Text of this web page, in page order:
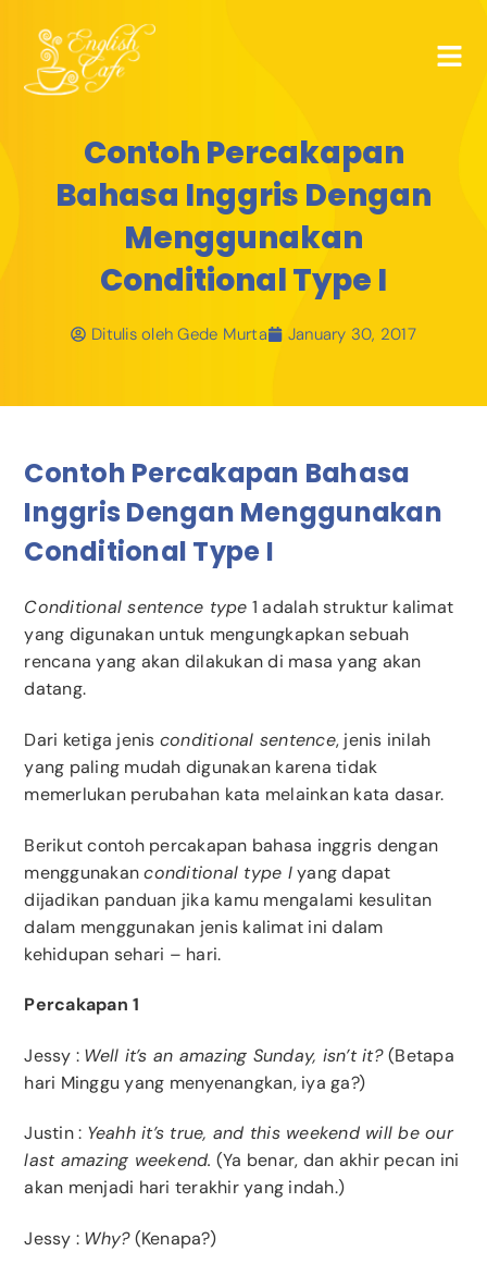
Contoh Percakapan
Bahasa Inggris Dengan
Menggunakan
Conditional Type I
Ditulis oleh Gede Murta January 30, 2017
Contoh Percakapan Bahasa
Inggris Dengan Menggunakan
Conditional Type I
Conditional sentence type 1 adalah struktur kalimat
yang digunakan untuk mengungkapkan sebuah
rencana yang akan dilakukan di masa yang akan
datang.
Dari ketiga jenis conditional sentence, jenis inilah
yang paling mudah digunakan karena tidak
memerlukan perubahan kata melainkan kata dasar.
Berikut contoh percakapan bahasa inggris dengan
menggunakanconditional type Iyang dapat
dijadikan panduan jika kamu mengalami kesulitan
dalam menggunakan jenis kalimat ini dalam
kehidupan sehari – hari.
Percakapan 1
Jessy : Well it’s an amazing Sunday, isn’t it?(Betapa
hari Minggu yang menyenangkan, iya ga?)
Justin : Yeahh it’s true, and this weekend will be our
last amazing weekend. (Ya benar, dan akhir pecan ini
akan menjadi hari terakhir yang indah.)
Jessy : Why?(Kenapa?)